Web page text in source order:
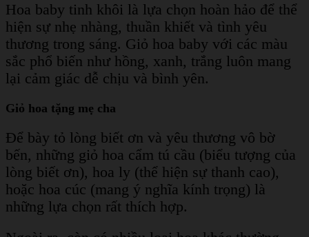
Hoa baby tinh khôi là lựa chọn hoàn hảo để thể
hiện sự nhẹ nhàng, thuần khiết và tình yêu
thương trong sáng. Giỏ hoa baby với các màu
sắc phổ biến như hồng, xanh, trắng luôn mang
lại cảm giác dễ chịu và bình yên.
Giỏ hoa tặng mẹ cha
Để bày tỏ lòng biết ơn và yêu thương vô bờ
bến, những giỏ hoa cẩm tú cầu (biểu tượng của
lòng biết ơn), hoa ly (thể hiện sự thanh cao),
hoặc hoa cúc (mang ý nghĩa kính trọng) là
những lựa chọn rất thích hợp.